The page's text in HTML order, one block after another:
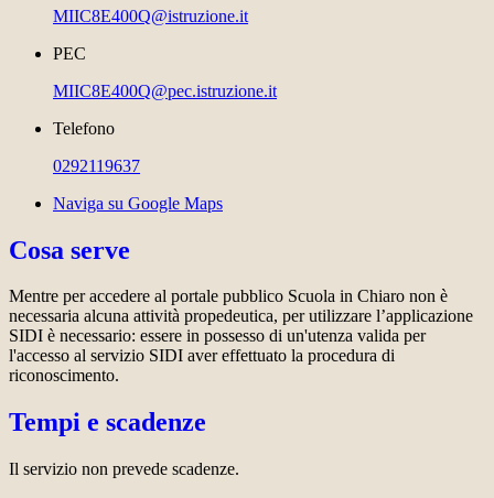
MIIC8E400Q@istruzione.it
PEC
MIIC8E400Q@pec.istruzione.it
Telefono
0292119637
Naviga su Google Maps
Cosa serve
Mentre per accedere al portale pubblico Scuola in Chiaro non è
necessaria alcuna attività propedeutica, per utilizzare l’applicazione
SIDI è necessario: essere in possesso di un'utenza valida per
l'accesso al servizio SIDI aver effettuato la procedura di
riconoscimento.
Tempi e scadenze
Il servizio non prevede scadenze.